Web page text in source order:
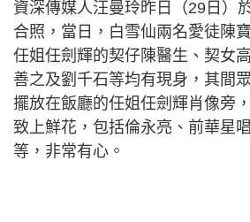
資深傳媒人汪曼玲昨日（29日）
合照，當日，白雪仙兩名愛徒陳
任姐任劍輝的契仔陳醫生、契女
善之及劉千石等均有現身，其間
擺放在飯廳的任姐任劍輝肖像旁
致上鮮花，包括倫永亮、前華星
等，非常有心。